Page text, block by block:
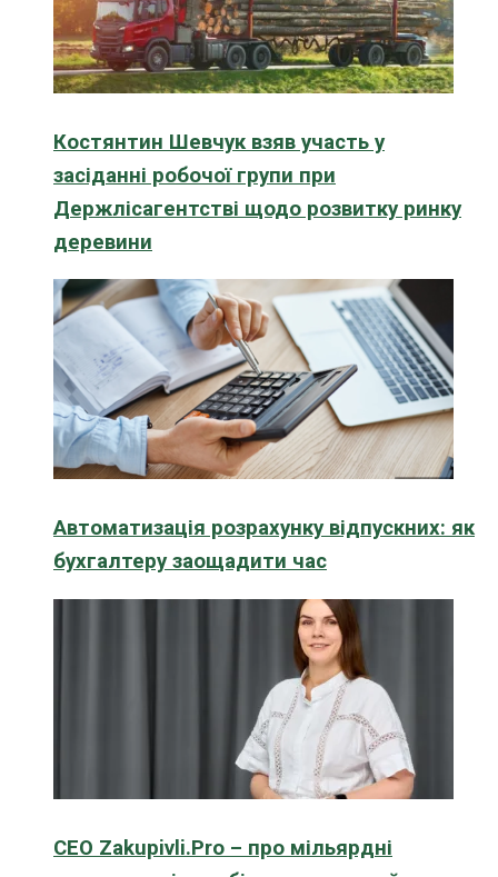
Костянтин Шевчук взяв участь у
засіданні робочої групи при
Держлісагентстві щодо розвитку ринку
деревини
Автоматизація розрахунку відпускних: як
бухгалтеру заощадити час
CEO Zakupivli.Pro – про мільярдні